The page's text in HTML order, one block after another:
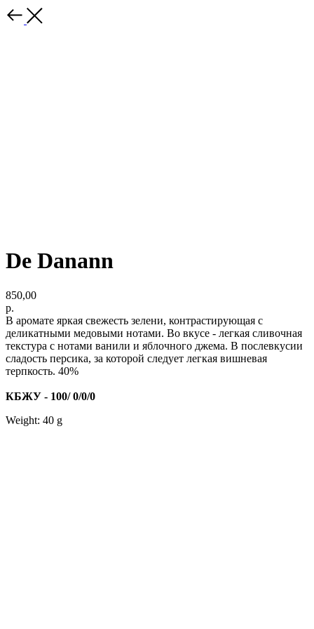
De Danann
850,00
р.
В аромате яркая свежесть зелени, контрастирующая с
деликатными медовыми нотами. Во вкусе - легкая сливочная
текстура с нотами ванили и яблочного джема. В послевкусии
сладость персика, за которой следует легкая вишневая
терпкость. 40%
КБЖУ - 100/ 0/0/0
Weight: 40 g